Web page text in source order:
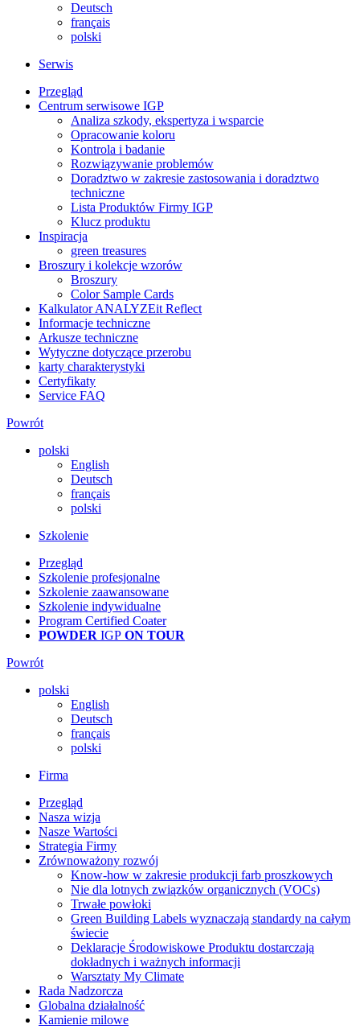
Deutsch
français
polski
Serwis
Przegląd
Centrum serwisowe IGP
Analiza szkody, ekspertyza i wsparcie
Opracowanie koloru
Kontrola i badanie
Rozwiązywanie problemów
Doradztwo w zakresie zastosowania i doradztwo
techniczne
Lista Produktów Firmy IGP
Klucz produktu
Inspiracja
green treasures
Broszury i kolekcje wzorów
Broszury
Color Sample Cards
Kalkulator ANALYZEit Reflect
Informacje techniczne
Arkusze techniczne
Wytyczne dotyczące przerobu
karty charakterystyki
Certyfikaty
Service FAQ
Powrót
polski
English
Deutsch
français
polski
Szkolenie
Przegląd
Szkolenie profesjonalne
Szkolenie zaawansowane
Szkolenie indywidualne
Program Certified Coater
POWDER IGP ON TOUR
Powrót
polski
English
Deutsch
français
polski
Firma
Przegląd
Nasza wizja
Nasze Wartości
Strategia Firmy
Zrównoważony rozwój
Know-how w zakresie produkcji farb proszkowych
Nie dla lotnych związków organicznych (VOCs)
Trwałe powłoki
Green Building Labels wyznaczają standardy na całym
świecie
Deklaracje Środowiskowe Produktu dostarczają
dokładnych i ważnych informacji
Warsztaty My Climate
Rada Nadzorcza
Globalna działalność
Kamienie milowe